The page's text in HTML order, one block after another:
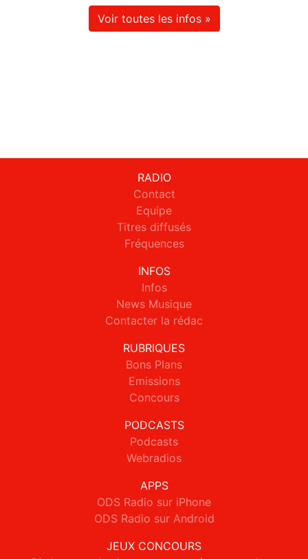
Voir toutes les infos »
RADIO
Contact
Equipe
Titres diffusés
Fréquences
INFOS
Infos
News Musique
Contacter la rédac
RUBRIQUES
Bons Plans
Emissions
Concours
PODCASTS
Podcasts
Webradios
APPS
ODS Radio sur iPhone
ODS Radio sur Android
JEUX CONCOURS